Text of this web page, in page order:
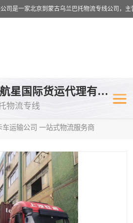
北京跃瑞航星国际货运代理有限公司
物流专线
运输公司 一站式物流服务商
乌兰巴托铁
欧洲铁路运输